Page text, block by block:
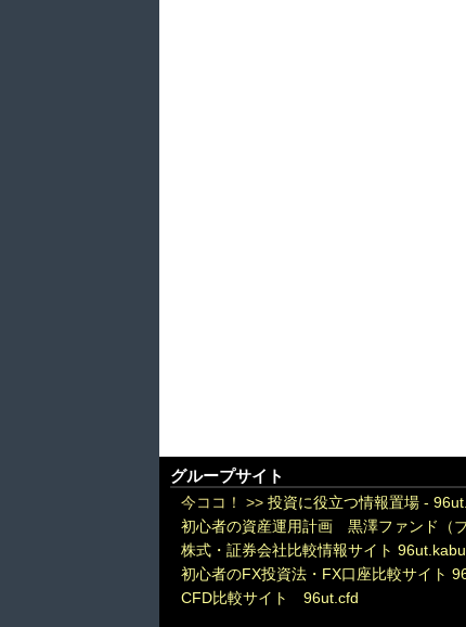
グループサイト
今ココ！ >> 投資に役立つ情報置場 -
初心者の資産運用計画 黒澤ファンド（ブ
株式・証券会社比較情報サイト 96ut.kabu
初心者のFX投資法・FX口座比較サイト
CFD比較サイト 96ut.cfd